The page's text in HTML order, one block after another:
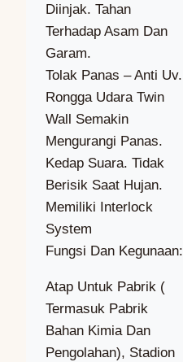
Diinjak. Tahan
Terhadap Asam Dan
Garam.
Tolak Panas – Anti Uv.
Rongga Udara Twin
Wall Semakin
Mengurangi Panas.
Kedap Suara. Tidak
Berisik Saat Hujan.
Memiliki Interlock
System
Fungsi Dan Kegunaan:
Atap Untuk Pabrik (
Termasuk Pabrik
Bahan Kimia Dan
Pengolahan), Stadion